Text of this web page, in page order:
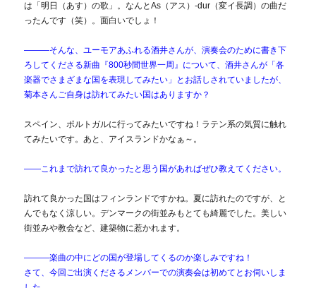
は「明日（あす）の歌」。なんとAs（アス）-dur（変イ長調）の曲だ
ったんです（笑）。面白いでしょ！
―――そんな、ユーモアあふれる酒井さんが、演奏会のために書き下
ろしてくださる新曲『800秒間世界一周』について、酒井さんが「各
楽器でさまざまな国を表現してみたい」とお話しされていましたが、
菊本さんご自身は訪れてみたい国はありますか？
スペイン、ポルトガルに行ってみたいですね！ラテン系の気質に触れ
てみたいです。あと、アイスランドかなぁ～。
――これまで訪れて良かったと思う国があればぜひ教えてください。
訪れて良かった国はフィンランドですかね。夏に訪れたのですが、と
んでもなく涼しい。デンマークの街並みもとても綺麗でした。美しい
街並みや教会など、建築物に惹かれます。
―――楽曲の中にどの国が登場してくるのか楽しみですね！
さて、今回ご出演くださるメンバーでの演奏会は初めてとお伺いしま